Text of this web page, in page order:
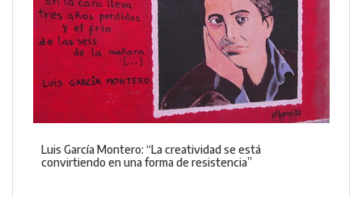
Luis García Montero: “La creatividad se está
convirtiendo en una forma de resistencia”